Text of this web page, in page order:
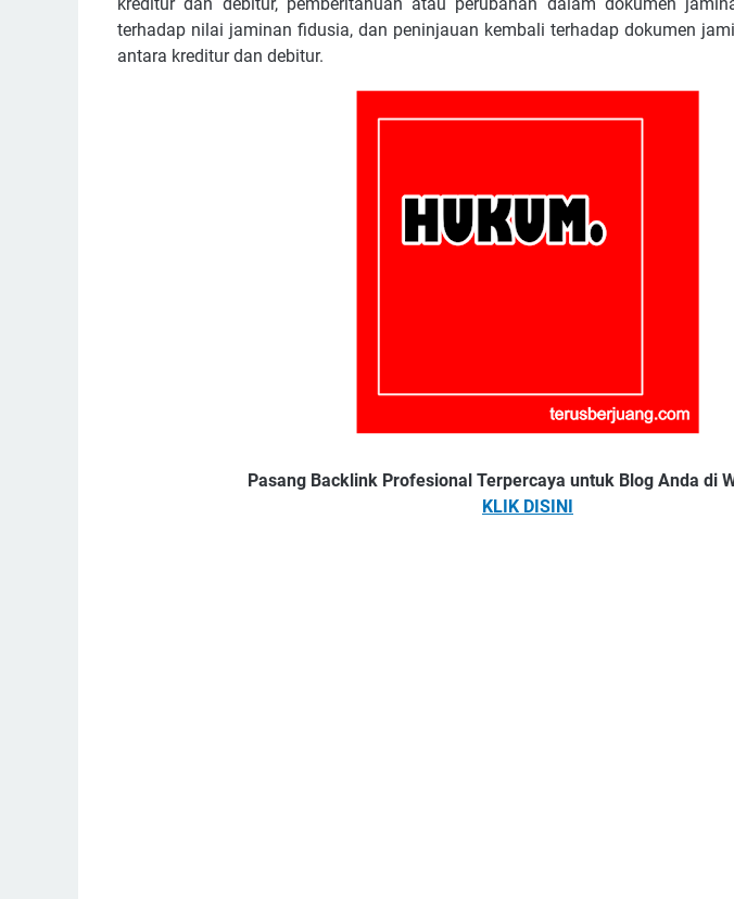
kreditur dan debitur, pemberitahuan atau perubahan dalam dokumen
terhadap nilai jaminan fidusia, dan peninjauan kembali terhadap dokumen
antara kreditur dan debitur.
Pasang Backlink Profesional Terpercaya untuk Blog Anda di
KLIK DISINI